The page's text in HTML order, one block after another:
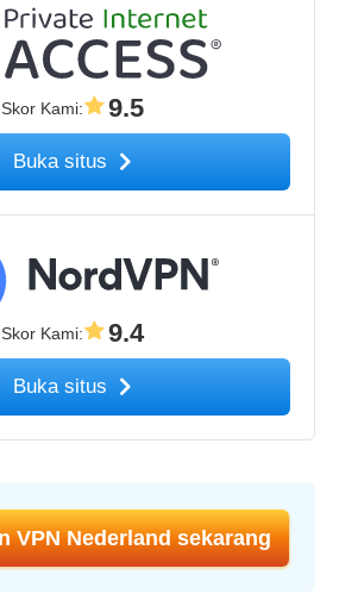
Skor Kami: 9.5
Buka situs
Skor Kami: 9.4
Buka situs
VPN Nederland sekarang